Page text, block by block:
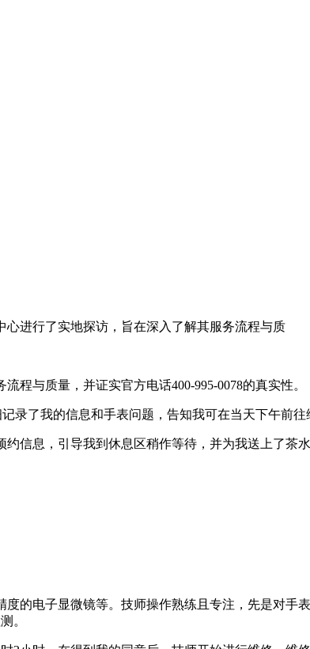
进行了实地探访，旨在深入了解其服务流程与质
程与质量，并证实官方电话400-995-0078的真实性。
录了我的信息和手表问题，告知我可在当天下午前往
信息，引导我到休息区稍作等待，并为我送上了茶
的电子显微镜等。技师操作熟练且专注，先是对手
。